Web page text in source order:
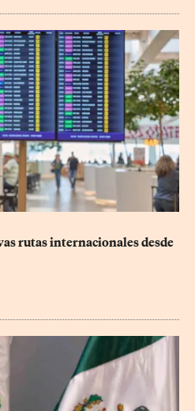
rutas internacionales desde